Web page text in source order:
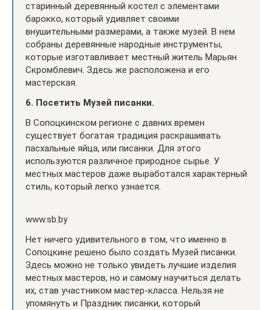
старинный деревянный костел с элементами
барокко, который удивляет своими
внушительными размерами, а также музей. В нем
собраны деревянные народные инструменты,
которые изготавливает местный житель Марьян
Скромблевич. Здесь же расположена и его
мастерская.
6. Посетить Музей писанки.
В Сопоцкинском регионе с давних времен
существует богатая традиция раскрашивать
пасхальные яйца, или писанки. Для этого
используются различное природное сырье. У
местных мастеров даже выработался характерный
стиль, который легко узнается.
www.sb.by
Нет ничего удивительного в том, что именно в
Сопоцкине решено было создать Музей писанки.
Здесь можно не только увидеть лучшие изделия
местных мастеров, но и самому научиться делать
их, став участником мастер-класса. Нельзя не
упомянуть и Праздник писанки, который